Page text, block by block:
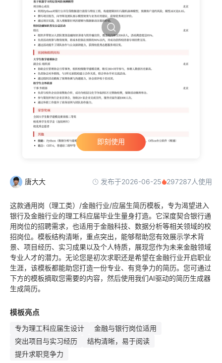
即刻使用
唐大大 发布于2026-06-25 297287人使用
这款通用岗（理工类）/金融行业/应届生简历模板，专为渴望进入
银行及金融行业的理工科应届毕业生量身打造。它深度契合银行通
用岗位的招聘需求，也适用于金融科技、数据分析等相关领域的校
招岗位。模板结构清晰，重点突出，能够帮助您有效展示学术背
景、项目经历、实习成果以及个人特质，展现您作为未来金融领域
专业人才的潜力。无论您是初次求职还是希望在金融行业开启职业
生涯，该模板都能助您打造一份专业、有竞争力的简历。您可通过
下方的模板摘取您需要的内容，然后使用我们AI驱动的简历生成器
生成简历。
模板亮点
专为理工科应届生设计
金融与银行岗位适用
突出项目与实习经历
结构清晰，易于阅读
提升求职竞争力